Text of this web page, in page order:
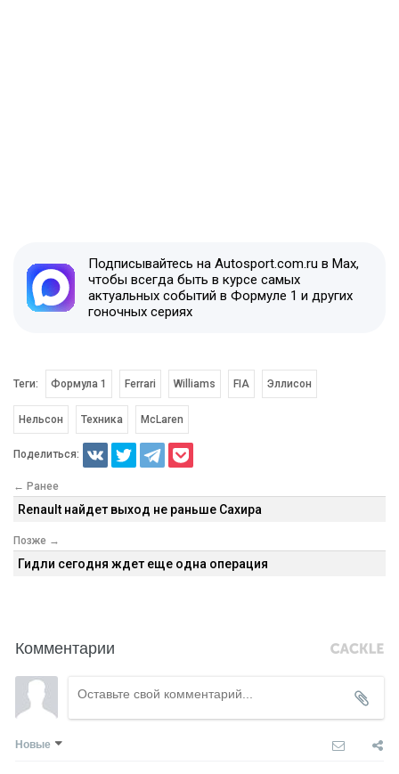
Подписывайтесь на Autosport.com.ru в Max,
чтобы всегда быть в курсе самых
актуальных событий в Формуле 1 и других
гоночных сериях
Теги: Формула 1 Ferrari Williams FIA Эллисон
Нельсон Техника McLaren
Поделиться:
← Ранее
Renault найдет выход не раньше Сахира
Позже →
Гидли сегодня ждет еще одна операция
Комментарии
Новые